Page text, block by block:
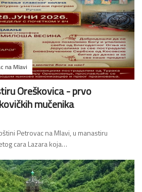
na Mlavi
Oreškovica - prvo
mučenika
Petrovac na Mlavi, u manastiru
cara Lazara koja…